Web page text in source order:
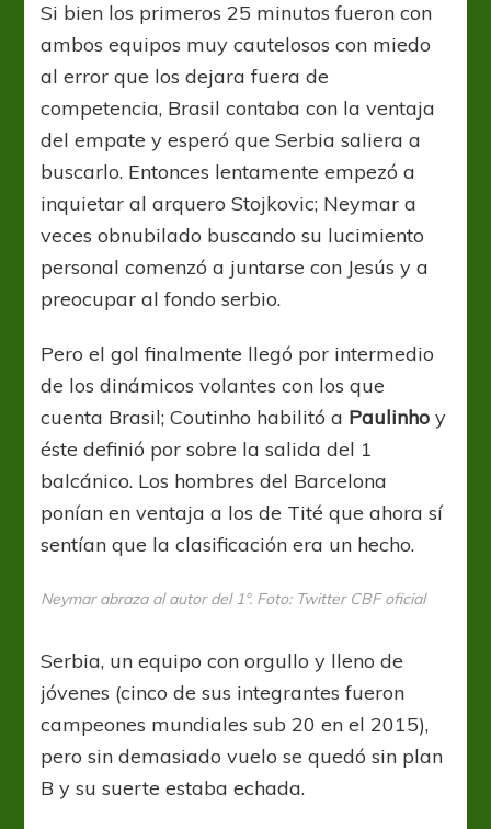
Si bien los primeros 25 minutos fueron con
ambos equipos muy cautelosos con miedo
al error que los dejara fuera de
competencia, Brasil contaba con la ventaja
del empate y esperó que Serbia saliera a
buscarlo. Entonces lentamente empezó a
inquietar al arquero Stojkovic; Neymar a
veces obnubilado buscando su lucimiento
personal comenzó a juntarse con Jesús y a
preocupar al fondo serbio.
Pero el gol finalmente llegó por intermedio
de los dinámicos volantes con los que
cuenta Brasil; Coutinho habilitó a Paulinho y
éste definió por sobre la salida del 1
balcánico. Los hombres del Barcelona
ponían en ventaja a los de Tité que ahora sí
sentían que la clasificación era un hecho.
Neymar abraza al autor del 1°. Foto: Twitter CBF oficial
Serbia, un equipo con orgullo y lleno de
jóvenes (cinco de sus integrantes fueron
campeones mundiales sub 20 en el 2015),
pero sin demasiado vuelo se quedó sin plan
B y su suerte estaba echada.